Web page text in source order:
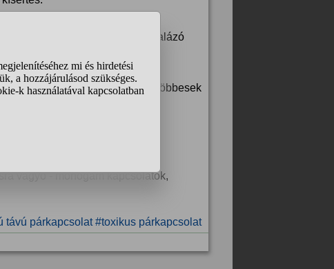
érzelmeit és lényét porig alázó
(vagy a fentiek, vagyis a többesek
vágyó - monogám kapcsolatok,
távú párkapcsolat #toxikus párkapcsolat